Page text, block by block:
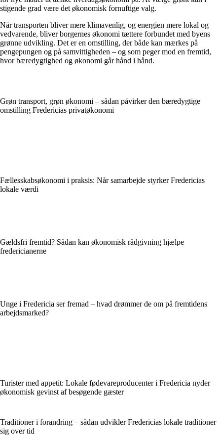
stigende grad være det økonomisk fornuftige valg.
Når transporten bliver mere klimavenlig, og energien mere lokal og
vedvarende, bliver borgernes økonomi tættere forbundet med byens
grønne udvikling. Det er en omstilling, der både kan mærkes på
pengepungen og på samvittigheden – og som peger mod en fremtid,
hvor bæredygtighed og økonomi går hånd i hånd.
Grøn transport, grøn økonomi – sådan påvirker den bæredygtige
omstilling Fredericias privatøkonomi
Fællesskabsøkonomi i praksis: Når samarbejde styrker Fredericias
lokale værdi
Gældsfri fremtid? Sådan kan økonomisk rådgivning hjælpe
fredericianerne
Unge i Fredericia ser fremad – hvad drømmer de om på fremtidens
arbejdsmarked?
Turister med appetit: Lokale fødevareproducenter i Fredericia nyder
økonomisk gevinst af besøgende gæster
Traditioner i forandring – sådan udvikler Fredericias lokale traditioner
sig over tid